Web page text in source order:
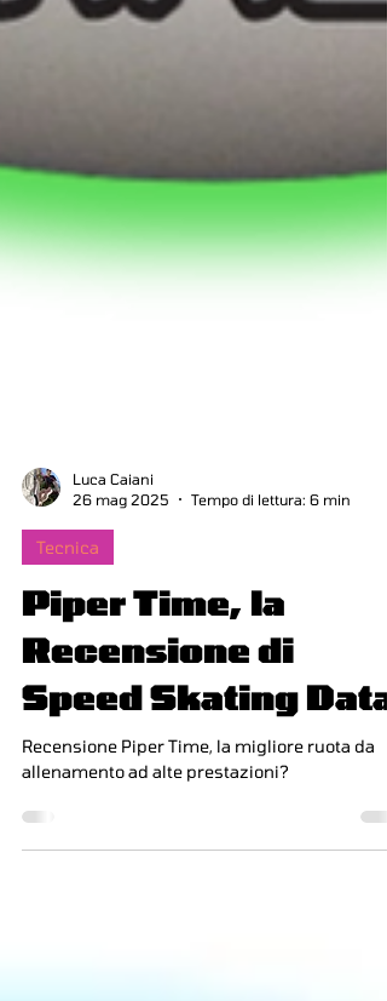
26 mag 2025
Piper Time, la
Recensione di
Speed Skating Data
Recensione Piper Time, la migliore ruota da
allenamento ad alte prestazioni?